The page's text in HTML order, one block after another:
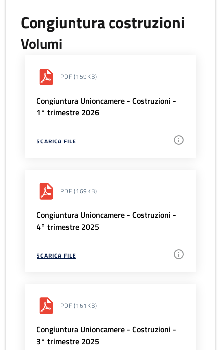
Congiuntura costruzioni
Volumi
PDF (159KB)
Congiuntura Unioncamere - Costruzioni -
1° trimestre 2026
SCARICA FILE
PDF (169KB)
Congiuntura Unioncamere - Costruzioni -
4° trimestre 2025
SCARICA FILE
PDF (161KB)
Congiuntura Unioncamere - Costruzioni -
3° trimestre 2025